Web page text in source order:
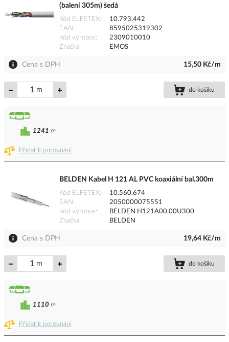
(balení 305m) šedá
Kód ELFETEX
10.793.442
EAN
8595025319302
Kód výrobce
2309010010
Značka
EMOS
Cena s DPH 15,50 Kč/m
m do košíku
Přidat k porovnání
1241 m
BELDEN Kabel H 121 AL PVC koaxiální bal.300m
Kód ELFETEX
10.560.674
EAN
2050000075551
Kód výrobce
BELDEN H121A00.00U300
Značka
BELDEN
Cena s DPH 19,64 Kč/m
m do košíku
Přidat k porovnání
1110 m